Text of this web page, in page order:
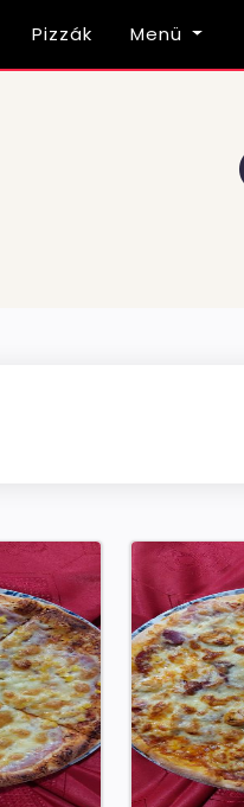
Pizzák Menü